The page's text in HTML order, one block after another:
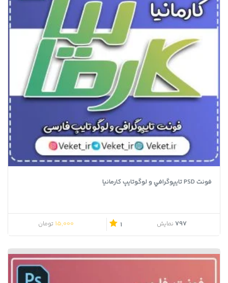
فونت PSD تايپوگرافي و لوگوتايپ کارمانیا
797 نمایش 1
15,000 تومان